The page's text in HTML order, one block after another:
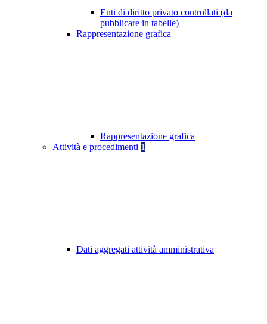
Enti di diritto privato controllati (da
pubblicare in tabelle)
Rappresentazione grafica
Rappresentazione grafica
Attività e procedimenti 1
Dati aggregati attività amministrativa